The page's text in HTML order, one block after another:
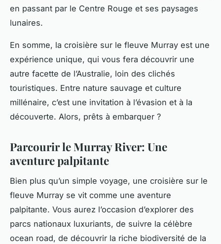
en passant par le Centre Rouge et ses paysages
lunaires.
En somme, la croisière sur le fleuve Murray est une
expérience unique, qui vous fera découvrir une
autre facette de l’Australie, loin des clichés
touristiques. Entre nature sauvage et culture
millénaire, c’est une invitation à l’évasion et à la
découverte. Alors, prêts à embarquer ?
Parcourir le Murray River: Une
aventure palpitante
Bien plus qu’un simple voyage, une croisière sur le
fleuve Murray se vit comme une aventure
palpitante. Vous aurez l’occasion d’explorer des
parcs nationaux luxuriants, de suivre la célèbre
ocean road, de découvrir la riche biodiversité de la